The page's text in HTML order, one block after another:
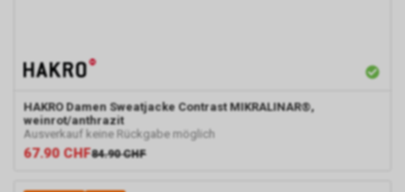
HAKRO Damen Sweatjacke Contrast MIKRALINAR®,
weinrot/anthrazit
Ausverkauf keine Rückgabe möglich
67.90 CHF84.90 CHF